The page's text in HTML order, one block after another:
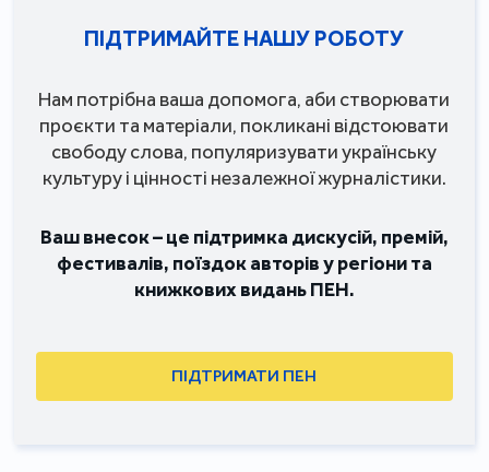
ПІДТРИМАЙТЕ НАШУ РОБОТУ
Нам потрібна ваша допомога, аби створювати
проєкти та матеріали, покликані відстоювати
свободу слова, популяризувати українську
культуру і цінності незалежної журналістики.
Ваш внесок – це підтримка дискусій, премій,
фестивалів, поїздок авторів у регіони та
книжкових видань ПЕН.
ПІДТРИМАТИ ПЕН